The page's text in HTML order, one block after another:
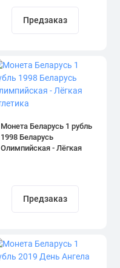
Предзаказ
Монета Беларусь 1 рубль
1998 Беларусь
Олимпийская - Лёгкая
Предзаказ